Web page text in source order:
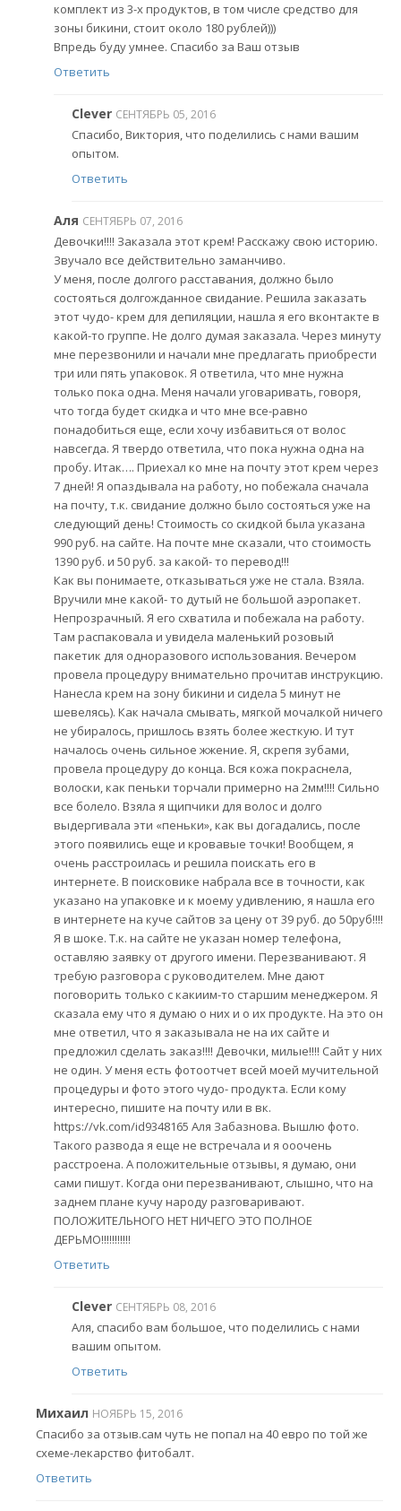
комплект из 3-х продуктов, в том числе средство для
зоны бикини, стоит около 180 рублей)))
Впредь буду умнее. Спасибо за Ваш отзыв
Ответить
Clever СЕНТЯБРЬ 05, 2016
Спасибо, Виктория, что поделились с нами вашим
опытом.
Ответить
Аля СЕНТЯБРЬ 07, 2016
Девочки!!!! Заказала этот крем! Расскажу свою историю.
Звучало все действительно заманчиво.
У меня, после долгого расставания, должно было
состояться долгожданное свидание. Решила заказать
этот чудо- крем для депиляции, нашла я его вконтакте в
какой-то группе. Не долго думая заказала. Через минуту
мне перезвонили и начали мне предлагать приобрести
три или пять упаковок. Я ответила, что мне нужна
только пока одна. Меня начали уговаривать, говоря,
что тогда будет скидка и что мне все-равно
понадобиться еще, если хочу избавиться от волос
навсегда. Я твердо ответила, что пока нужна одна на
пробу. Итак…. Приехал ко мне на почту этот крем через
7 дней! Я опаздывала на работу, но побежала сначала
на почту, т.к. свидание должно было состояться уже на
следующий день! Стоимость со скидкой была указана
990 руб. на сайте. На почте мне сказали, что стоимость
1390 руб. и 50 руб. за какой- то перевод!!!
Как вы понимаете, отказываться уже не стала. Взяла.
Вручили мне какой- то дутый не большой аэропакет.
Непрозрачный. Я его схватила и побежала на работу.
Там распаковала и увидела маленький розовый
пакетик для одноразового использования. Вечером
провела процедуру внимательно прочитав инструкцию.
Нанесла крем на зону бикини и сидела 5 минут не
шевелясь). Как начала смывать, мягкой мочалкой ничего
не убиралось, пришлось взять более жесткую. И тут
началось очень сильное жжение. Я, скрепя зубами,
провела процедуру до конца. Вся кожа покраснела,
волоски, как пеньки торчали примерно на 2мм!!!! Сильно
все болело. Взяла я щипчики для волос и долго
выдергивала эти «пеньки», как вы догадались, после
этого появились еще и кровавые точки! Вообщем, я
очень расстроилась и решила поискать его в
интернете. В поисковике набрала все в точности, как
указано на упаковке и к моему удивлению, я нашла его
в интернете на куче сайтов за цену от 39 руб. до 50руб!!!!
Я в шоке. Т.к. на сайте не указан номер телефона,
оставляю заявку от другого имени. Перезванивают. Я
требую разговора с руководителем. Мне дают
поговорить только с какиим-то старшим менеджером. Я
сказала ему что я думаю о них и о их продукте. На это он
мне ответил, что я заказывала не на их сайте и
предложил сделать заказ!!!! Девочки, милые!!!! Сайт у них
не один. У меня есть фотоотчет всей моей мучительной
процедуры и фото этого чудо- продукта. Если кому
интересно, пишите на почту или в вк.
https://vk.com/id9348165 Аля Забазнова. Вышлю фото.
Такого развода я еще не встречала и я ооочень
расстроена. А положительные отзывы, я думаю, они
сами пишут. Когда они перезванивают, слышно, что на
заднем плане кучу народу разговаривают.
ПОЛОЖИТЕЛЬНОГО НЕТ НИЧЕГО ЭТО ПОЛНОЕ
ДЕРЬМО!!!!!!!!!!!
Ответить
Clever СЕНТЯБРЬ 08, 2016
Аля, спасибо вам большое, что поделились с нами
вашим опытом.
Ответить
Михаил НОЯБРЬ 15, 2016
Спасибо за отзыв.сам чуть не попал на 40 евро по той же
схеме-лекарство фитобалт.
Ответить